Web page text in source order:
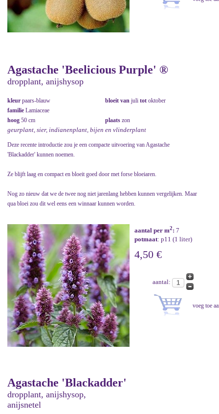
Agastache 'Beelicious Purple' ®
dropplant, anijshysop
kleur paars-blauw bloeit van juli tot oktober
familie Lamiaceae
hoog 50 cm plaats zon
geurplant, sier, indianenplant, bijen en vlinderplant
Deze recente introductie zou je een compacte uitvoering van Agastache
'Blackadder' kunnen noemen.
Ze blijft laag en compact en bloeit goed door met forse bloeiaren.
Nog zo nieuw dat we de twee nog niet jarenlang hebben kunnen vergelijken. Maar
qua bloei zou dit wel eens een winnaar kunnen worden.
aantal per m2: 7
potmaat: p11 (1 liter)
4,50 €
aantal:
Agastache 'Blackadder'
dropplant, anijshysop,
anijsnetel